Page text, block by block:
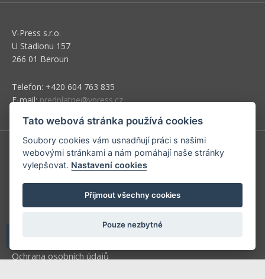
V-Press s.r.o.
U Stadionu 157
266 01 Beroun
Telefon: +420 604 763 835
E-mail:predplatne@vpress.cz
Redakce
Předplatné
Inzerce v časopise
Ochrana osobních údajů
Tato webová stránka používá cookies
Soubory cookies vám usnadňují práci s našimi
webovými stránkami a nám pomáhají naše stránky
vylepšovat. Nastavení cookies
Přijmout všechny cookies
Pouze nezbytné